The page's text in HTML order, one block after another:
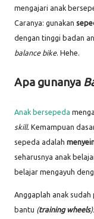
mengajari anak
Caranya: gunakan
dengan tinggi badan
balance bike. Hehe.
Apa gunanya
Anak bersepeda
skill. Kemampuan
sepeda adalah
seharusnya anak
belajar mengayuh
Anggaplah anak
bantu (training wheels).